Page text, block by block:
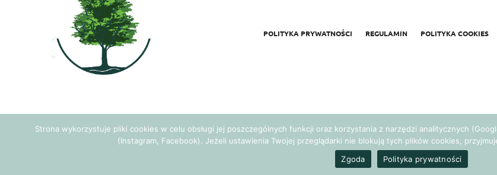
POLITYKA PRYWATNOŚCI REGULAMIN POLITYKA COOKIES
Realizacja: Agencja Marketingowa Ambitnamarka.pl
Strona wykorzystuje pliki cookies w celu obsługi jej poszczególnych funkcji oraz korzystania z narzędzi analitycznych
(Instagram, Facebook). Jeżeli ustawienia Twojej przeglądarki nie blokują tych plików cookies,
Zgoda
Polityka prywatności